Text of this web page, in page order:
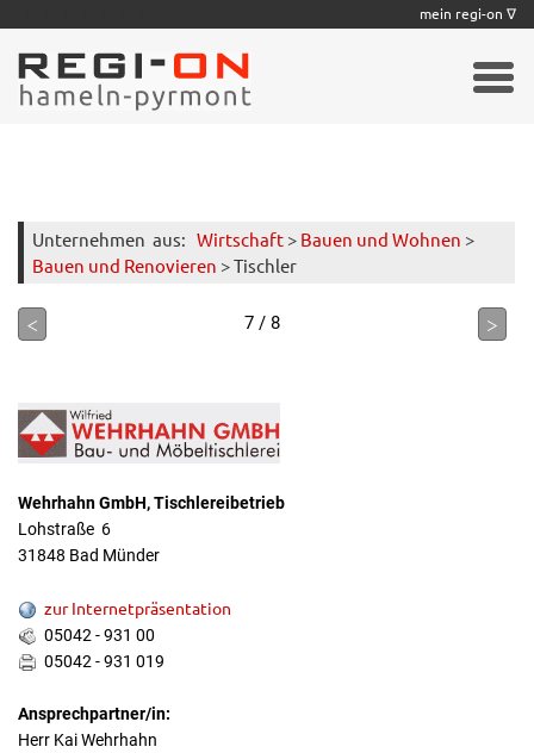
Unternehmen aus: Wirtschaft > Bauen und Wohnen >
Bauen und Renovieren > Tischler
< 7 / 8 >
Wehrhahn GmbH, Tischlereibetrieb
Lohstraße 6
31848 Bad Münder
zur Internetpräsentation
05042 - 931 00
05042 - 931 019
Ansprechpartner/in:
Herr Kai Wehrhahn
mein regi-on ∇